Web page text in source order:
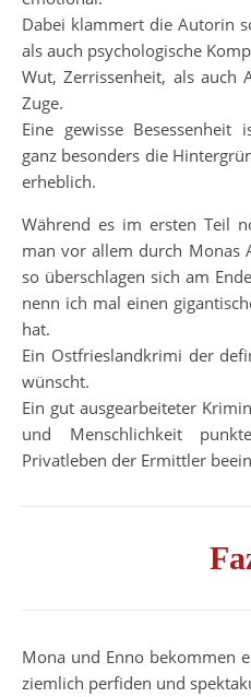
Dabei klammert die Autorin
als auch psychologische
Wut, Zerrissenheit, als auch
Zuge.
Eine gewisse
ganz besonders die
erheblich.
Während es im ersten Teil
man vor allem durch Monas
so überschlagen sich am
nenn ich mal einen
hat.
Ein Ostfrieslandkrimi der
wünscht.
Ein gut ausgearbeiteter
und Menschlichkeit
Privatleben der Ermittler
Mona und Enno bekommen
ziemlich perfiden und